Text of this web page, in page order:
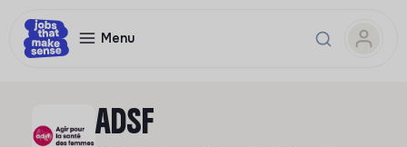
Menu
ADSF